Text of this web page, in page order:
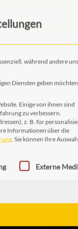
MPS
1,00
MPS
während andere uns
Diensten geben möchten,
Einige von ihnen sind
zu verbessern.
z. B. für
Informationen über die
erteilt